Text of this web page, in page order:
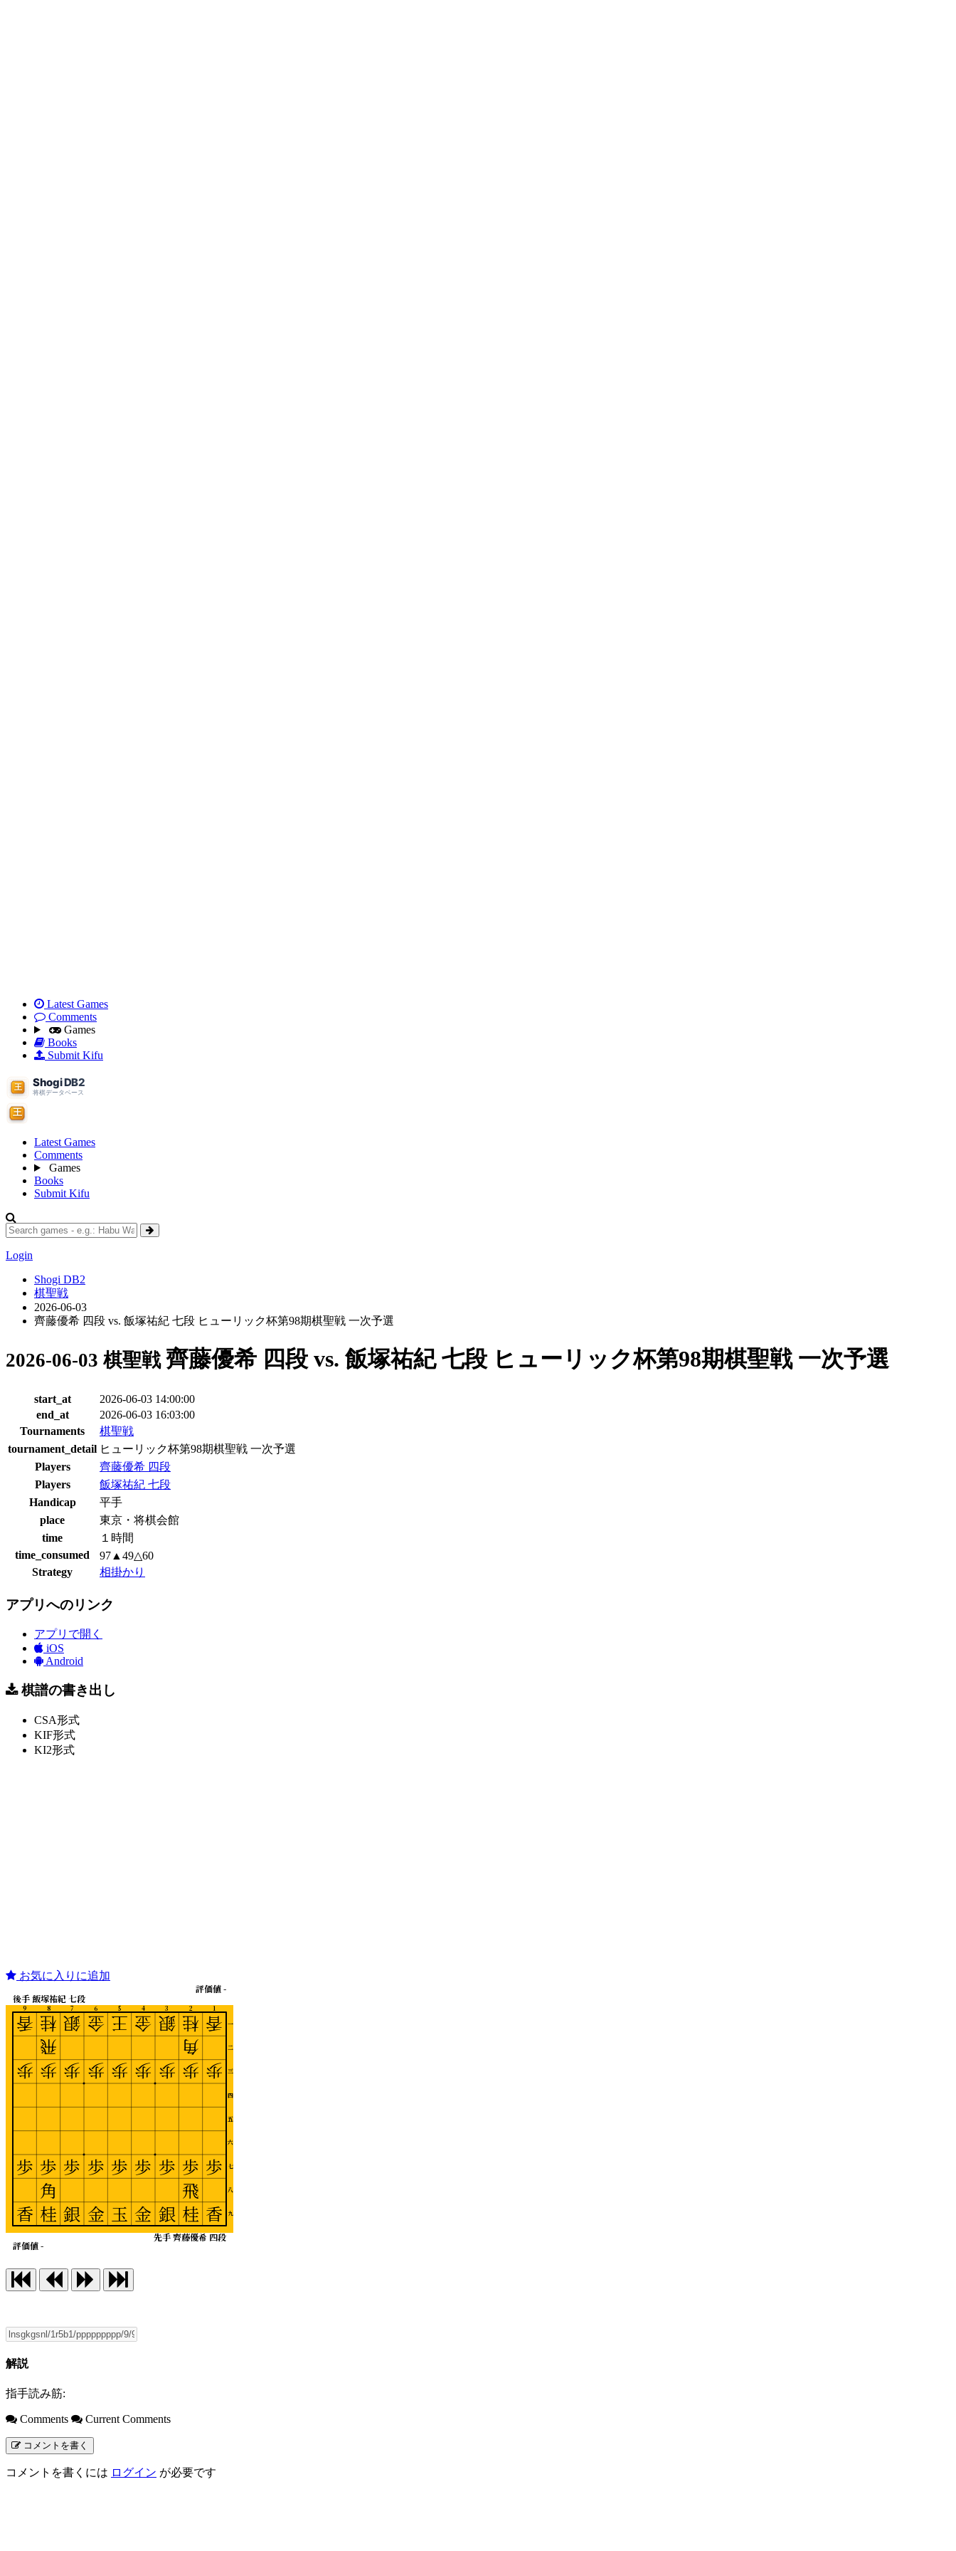
Latest Games
Comments
Games
Books
Submit Kifu
Latest Games
Comments
Games
Books
Submit Kifu
Login
Shogi DB2
棋聖戦
2026-06-03
齊藤優希 四段 vs. 飯塚祐紀 七段 ヒューリック杯第98期棋聖戦 一次予選
2026-06-03 棋聖戦 齊藤優希 四段 vs. 飯塚祐紀 七段 ヒューリック杯第98期棋聖戦 一次予選
start_at
2026-06-03 14:00:00
end_at
2026-06-03 16:03:00
Tournaments
棋聖戦
tournament_detail ヒューリック杯第98期棋聖戦 一次予選
Players
齊藤優希 四段
Players
飯塚祐紀 七段
Handicap
平手
place
東京・将棋会館
time
１時間
time_consumed
97▲49△60
Strategy
相掛かり
アプリへのリンク
アプリで開く
iOS
Android
棋譜の書き出し
CSA形式
KIF形式
KI2形式
お気に入りに追加
1
2
3
4
5
6
7
8
9
一
二
三
四
五
六
七
八
九
先手 齊藤優希 四段
後手 飯塚祐紀 七段
評価値 -
評価値 -
香
歩
歩
香
桂
角
歩
歩
飛
桂
銀
歩
歩
銀
金
歩
歩
金
王
歩
歩
玉
金
歩
歩
金
銀
歩
歩
銀
桂
飛
歩
歩
角
桂
香
歩
歩
香
解説
指手読み筋:
Comments Current Comments
コメントを書く
コメントを書くには ログイン が必要です